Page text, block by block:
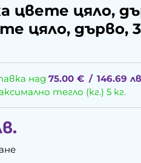
цвете цяло,
цяло, дърво,
над75.00 € / 146.69
тегло (кг.) 5 кг.